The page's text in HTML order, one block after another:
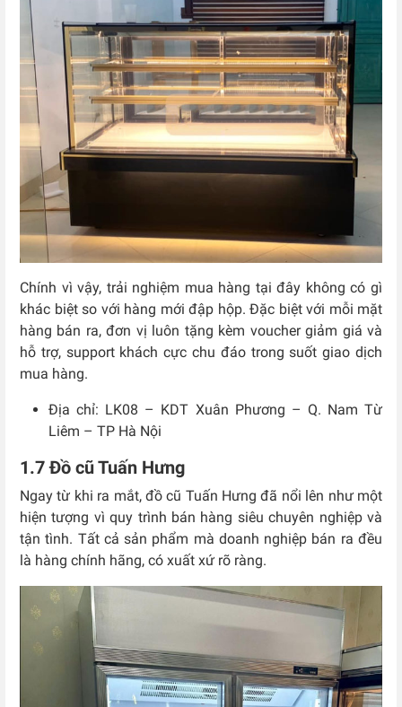
Chính vì vậy, trải nghiệm mua hàng tại đây không có gì
khác biệt so với hàng mới đập hộp. Đặc biệt với mỗi mặt
hàng bán ra, đơn vị luôn tặng kèm voucher giảm giá và
hỗ trợ, support khách cực chu đáo trong suốt giao dịch
mua hàng.
Địa chỉ: LK08 – KDT Xuân Phương – Q. Nam Từ
Liêm – TP Hà Nội
1.7 Đồ cũ Tuấn Hưng
Ngay từ khi ra mắt, đồ cũ Tuấn Hưng đã nổi lên như một
hiện tượng vì quy trình bán hàng siêu chuyên nghiệp và
tận tình. Tất cả sản phẩm mà doanh nghiệp bán ra đều
là hàng chính hãng, có xuất xứ rõ ràng.